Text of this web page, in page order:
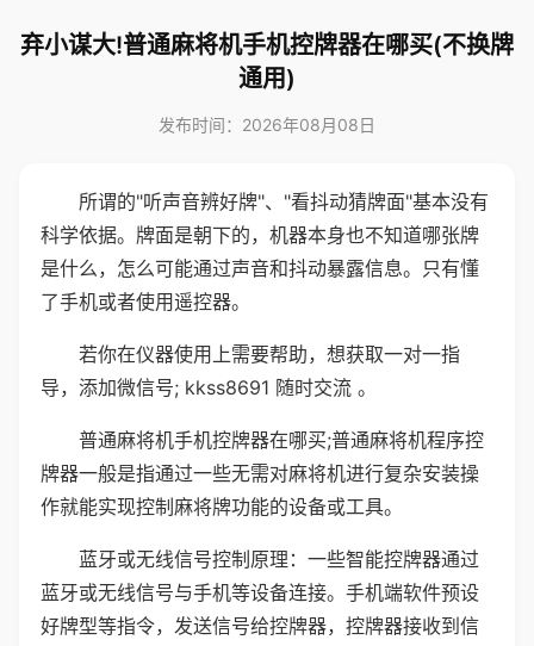
弃小谋大!普通麻将机手机控牌器在哪买(不换牌
通用)
发布时间：2026年08月08日
所谓的"听声音辨好牌"、"看抖动猜牌面"基本没有
科学依据。牌面是朝下的，机器本身也不知道哪张牌
是什么，怎么可能通过声音和抖动暴露信息。只有懂
了手机或者使用遥控器。
若你在仪器使用上需要帮助，想获取一对一指
导，添加微信号; kkss8691 随时交流 。
普通麻将机手机控牌器在哪买;普通麻将机程序控
牌器一般是指通过一些无需对麻将机进行复杂安装操
作就能实现控制麻将牌功能的设备或工具。
蓝牙或无线信号控制原理：一些智能控牌器通过
蓝牙或无线信号与手机等设备连接。手机端软件预设
好牌型等指令，发送信号给控牌器，控牌器接收到信